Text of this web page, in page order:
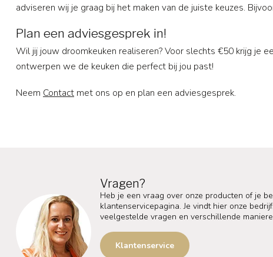
adviseren wij je graag bij het maken van de juiste keuzes.
Plan een adviesgesprek in!
Wil jij jouw droomkeuken realiseren? Voor slechts €50 krijg je
ontwerpen we de keuken die perfect bij jou past!
Neem Contact met ons op en plan een adviesgesprek.
Vragen?
Heb je een vraag over onze producten of je
klantenservicepagina. Je vindt hier onze
veelgestelde vragen en verschillende
Klantenservice